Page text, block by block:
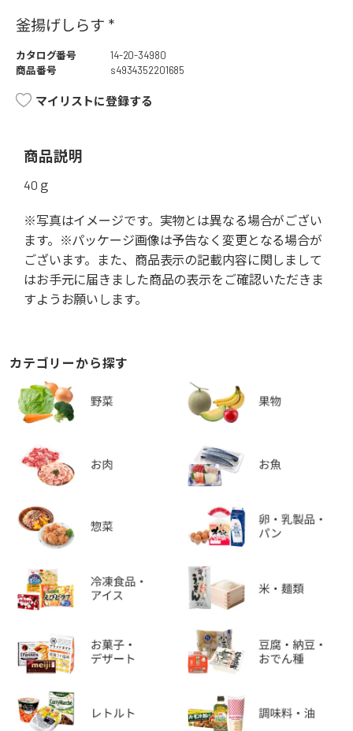
釜揚げしらす *
カタログ番号
14-20-34980
商品番号
s4934352201685
マイリストに登録する
商品説明
40ｇ
※写真はイメージです。実物とは異なる場合がござい
ます。※パッケージ画像は予告なく変更となる場合が
ございます。また、商品表示の記載内容に関しまして
はお手元に届きました商品の表示をご確認いただきま
すようお願いします。
カテゴリーから探す